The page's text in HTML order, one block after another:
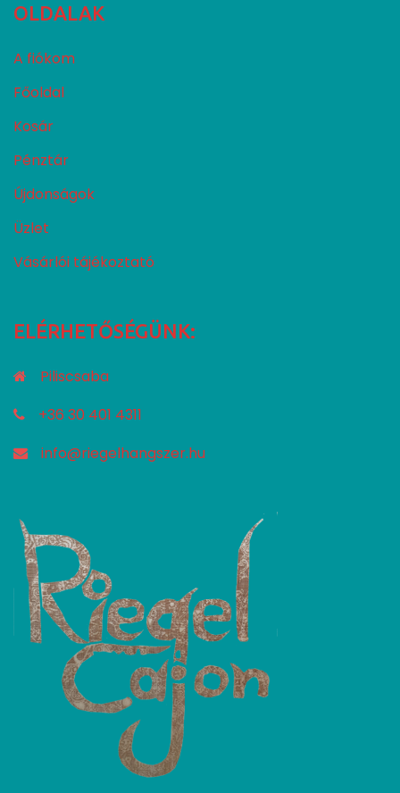
OLDALAK
A fiókom
Főoldal
Kosár
Pénztár
Újdonságok
Üzlet
Vásárlói tájékoztató
ELÉRHETŐSÉGÜNK:
Piliscsaba
+36 30 401 4311
info@riegelhangszer.hu